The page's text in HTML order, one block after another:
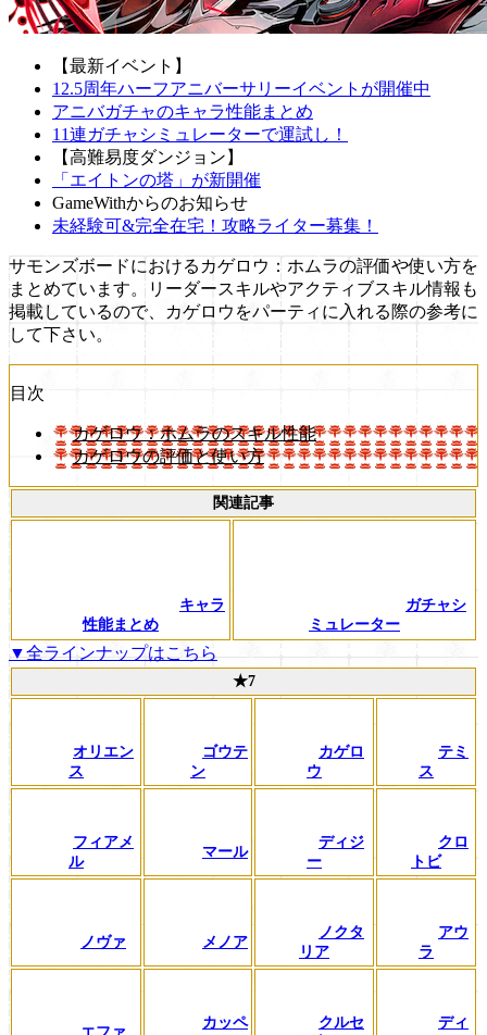
【最新イベント】
12.5周年ハーフアニバーサリーイベントが開催中
アニバガチャのキャラ性能まとめ
11連ガチャシミュレーターで運試し！
【高難易度ダンジョン】
「エイトンの塔」が新開催
GameWithからのお知らせ
未経験可&完全在宅！攻略ライター募集！
サモンズボードにおけるカゲロウ：ホムラの評価や使い方を
まとめています。リーダースキルやアクティブスキル情報も
掲載しているので、カゲロウをパーティに入れる際の参考に
して下さい。
目次
カゲロウ：ホムラのスキル性能
カゲロウの評価と使い方
関連記事
キャラ
性能まとめ
ガチャシ
ミュレーター
▼全ラインナップはこちら
★7
オリエン
ス
ゴウテ
ン
カゲロ
ウ
テミ
ス
フィアメ
ル
マール
ディジ
ー
クロ
トビ
ノヴァ メノア
ノクタ
リア
アウ
ラ
カッペ
クルセ
ディ